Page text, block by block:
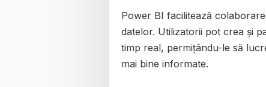
Power BI facilitează
datelor. Utilizatorii pot crea și
timp real, permițându-le să
mai bine informate.